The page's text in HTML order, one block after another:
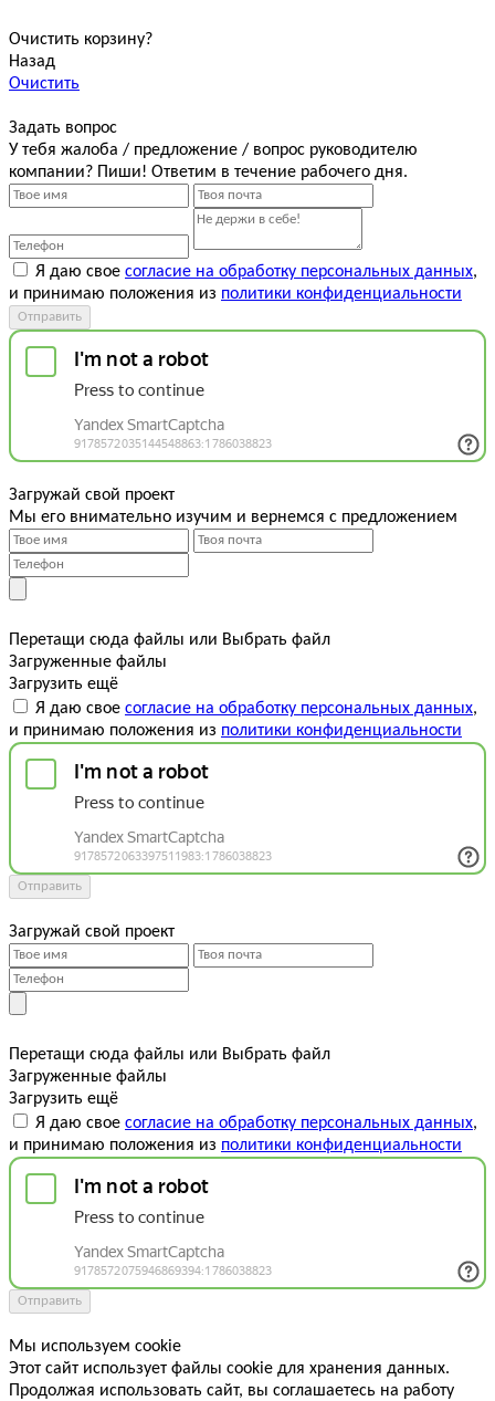
Очистить корзину?
Назад
Очистить
Задать вопрос
У тебя жалоба / предложение / вопрос руководителю
компании? Пиши! Ответим в течение рабочего дня.
Я даю свое согласие на обработку персональных данных,
и принимаю положения из политики конфиденциальности
Отправить
Загружай свой проект
Мы его внимательно изучим и вернемся с предложением
Перетащи сюда файлы или Выбрать файл
Загруженные файлы
Загрузить ещё
Я даю свое согласие на обработку персональных данных,
и принимаю положения из политики конфиденциальности
Отправить
Загружай свой проект
Перетащи сюда файлы или Выбрать файл
Загруженные файлы
Загрузить ещё
Я даю свое согласие на обработку персональных данных,
и принимаю положения из политики конфиденциальности
Отправить
Мы используем cookie
Этот сайт использует файлы cookie для хранения данных.
Продолжая использовать сайт, вы соглашаетесь на работу